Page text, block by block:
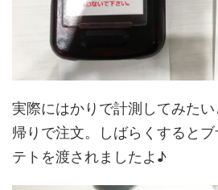
実際にはかりで計測してみた
帰りで注文。しばらくすると
テトを渡されましたよ♪